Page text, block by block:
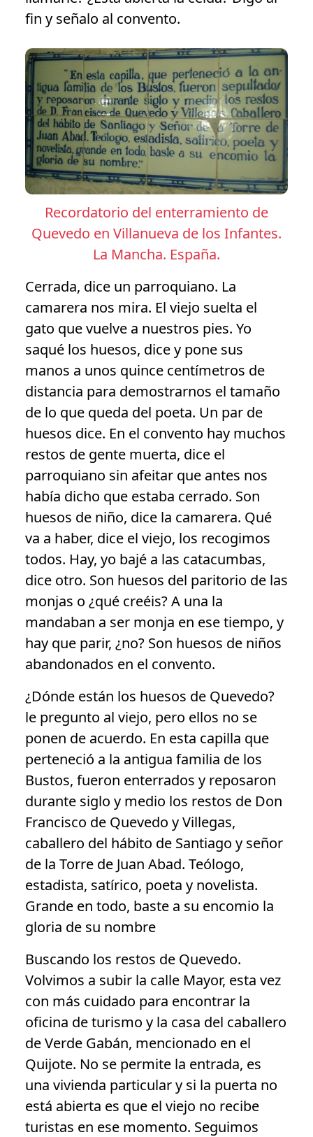
fin y señalo al convento.
Recordatorio del enterramiento de
Quevedo en Villanueva de los Infantes.
La Mancha. España.
Cerrada, dice un parroquiano. La
camarera nos mira. El viejo suelta el
gato que vuelve a nuestros pies. Yo
saqué los huesos, dice y pone sus
manos a unos quince centímetros de
distancia para demostrarnos el tamaño
de lo que queda del poeta. Un par de
huesos dice. En el convento hay muchos
restos de gente muerta, dice el
parroquiano sin afeitar que antes nos
había dicho que estaba cerrado. Son
huesos de niño, dice la camarera. Qué
va a haber, dice el viejo, los recogimos
todos. Hay, yo bajé a las catacumbas,
dice otro. Son huesos del paritorio de las
monjas o ¿qué creéis? A una la
mandaban a ser monja en ese tiempo, y
hay que parir, ¿no? Son huesos de niños
abandonados en el convento.
¿Dónde están los huesos de Quevedo?
le pregunto al viejo, pero ellos no se
ponen de acuerdo. En esta capilla que
perteneció a la antigua familia de los
Bustos, fueron enterrados y reposaron
durante siglo y medio los restos de Don
Francisco de Quevedo y Villegas,
caballero del hábito de Santiago y señor
de la Torre de Juan Abad. Teólogo,
estadista, satírico, poeta y novelista.
Grande en todo, baste a su encomio la
gloria de su nombre
Buscando los restos de Quevedo.
Volvimos a subir la calle Mayor, esta vez
con más cuidado para encontrar la
oficina de turismo y la casa del caballero
de Verde Gabán, mencionado en el
Quijote. No se permite la entrada, es
una vivienda particular y si la puerta no
está abierta es que el viejo no recibe
turistas en ese momento. Seguimos